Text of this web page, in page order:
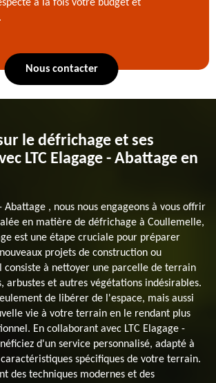
à la fois votre budget et
Nous contacter
le défrichage et ses
LTC Elagage - Abattage en
Abattage , nous nous engageons à vous offrir
en matière de défrichage à Coullemelle,
est une étape cruciale pour préparer
projets de construction ou
consiste à nettoyer une parcelle de terrain
arbustes et autres végétations indésirables.
de libérer de l'espace, mais aussi
vie à votre terrain en le rendant plus
En collaborant avec LTC Elagage -
d'un service personnalisé, adapté à
spécifiques de votre terrain.
des techniques modernes et des